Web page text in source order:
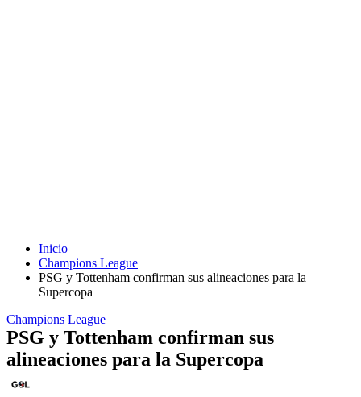
Inicio
Champions League
PSG y Tottenham confirman sus alineaciones para la
Supercopa
Champions League
PSG y Tottenham confirman sus
alineaciones para la Supercopa